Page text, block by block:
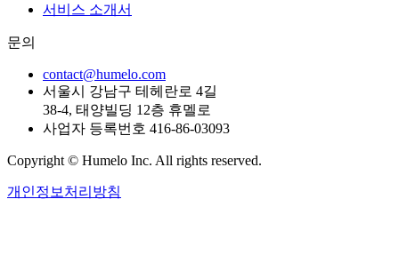
서비스 소개서
문의
contact@humelo.com
서울시 강남구 테헤란로 4길
38-4, 태양빌딩 12층 휴멜로
사업자 등록번호 416-86-03093
Copyright © Humelo Inc. All rights reserved.
개인정보처리방침